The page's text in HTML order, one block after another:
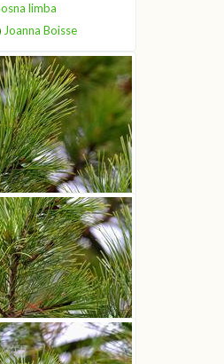
limba
Joanna Boisse
limba
Joanna Boisse
limba